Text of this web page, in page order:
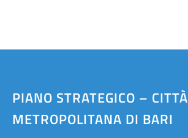
PIANO STRATEGICO – CITTÀ
METROPOLITANA DI BARI